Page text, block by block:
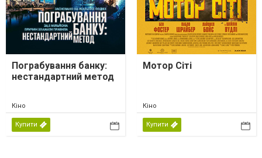
Пограбування банку:
нестандартний метод
Кіно
Купити
Мотор Сіті
Кіно
Купити